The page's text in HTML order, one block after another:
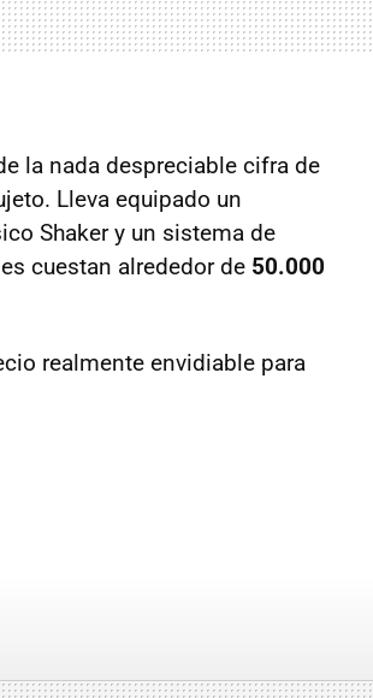
la nada despreciable cifra de
Lleva equipado un
Shaker y un sistema de
cuestan alrededor de 50.000
realmente envidiable para